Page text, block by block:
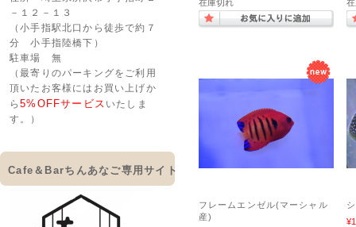
在庫切れ
フレームエンゼル(マーシャル
産)
－１２－１３
（小手指駅北口から徒歩で約７
分 小手指陸橋下）
駐車場 無
（最寄りのパーキングをご利用
頂いたお客様にはお買い上げか
ら5%OFFサービス いたしま
す。）
Cafe＆Barちんあなご専用サイト